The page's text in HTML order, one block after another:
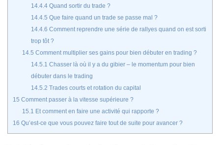
14.4.4 Quand sortir du trade ?
14.4.5 Que faire quand un trade se passe mal ?
14.4.6 Comment reprendre une série de rallyes quand on est sorti
trop tôt ?
14.5 Comment multiplier ses gains pour bien débuter en trading ?
14.5.1 Chasser là où il y a du gibier – le momentum pour bien
débuter dans le trading
14.5.2 Trades courts et rotation du capital
15 Comment passer à la vitesse supérieure ?
15.1 Et comment en faire une activité qui rapporte ?
16 Qu’est-ce que vous pouvez faire tout de suite pour avancer ?